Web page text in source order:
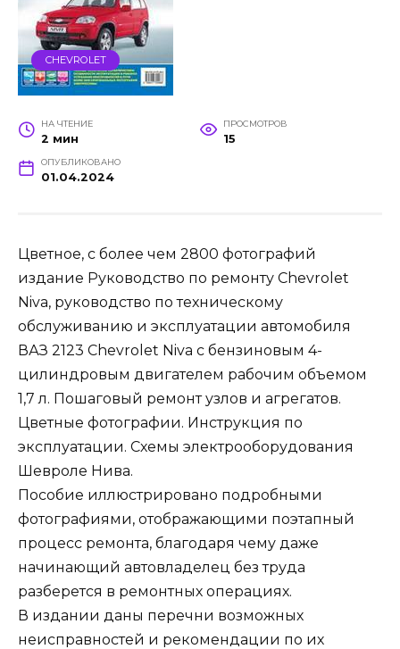
CHEVROLET
НА ЧТЕНИЕ
2 мин
ПРОСМОТРОВ
15
ОПУБЛИКОВАНО
01.04.2024
Цветное, с более чем 2800 фотографий
издание Руководство по ремонту Chevrolet
Niva, руководство по техническому
обслуживанию и эксплуатации автомобиля
ВАЗ 2123 Chevrolet Niva с бензиновым 4-
цилиндровым двигателем рабочим объемом
1,7 л. Пошаговый ремонт узлов и агрегатов.
Цветные фотографии. Инструкция по
эксплуатации. Схемы электрооборудования
Шевроле Нива.
Пособие иллюстрировано подробными
фотографиями, отображающими поэтапный
процесс ремонта, благодаря чему даже
начинающий автовладелец без труда
разберется в ремонтных операциях.
В издании даны перечни возможных
неисправностей и рекомендации по их